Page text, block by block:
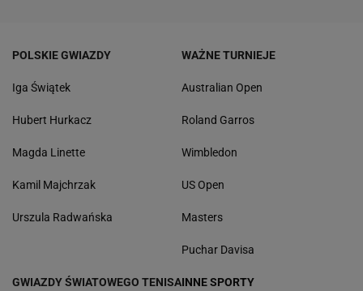
POLSKIE GWIAZDY
Iga Świątek
Hubert Hurkacz
Magda Linette
Kamil Majchrzak
Urszula Radwańska
WAŻNE TURNIEJE
Australian Open
Roland Garros
Wimbledon
US Open
Masters
Puchar Davisa
GWIAZDY ŚWIATOWEGO TENISAINNE SPORTY